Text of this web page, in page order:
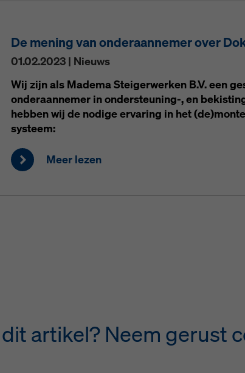
De mening van onderaannemer over
01.02.2023 | Nieuws
Wij zijn als Madema Steigerwerken B.V. een
onderaannemer in ondersteuning-, en
hebben wij de nodige ervaring in het
systeem:
Meer lezen
artikel? Neem gerust